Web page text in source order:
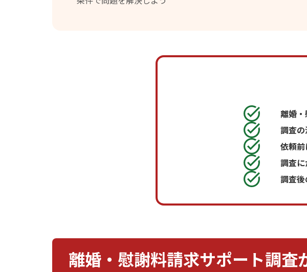
離婚
調査
依頼
調査
調査
離婚・慰謝料請求サポート調査